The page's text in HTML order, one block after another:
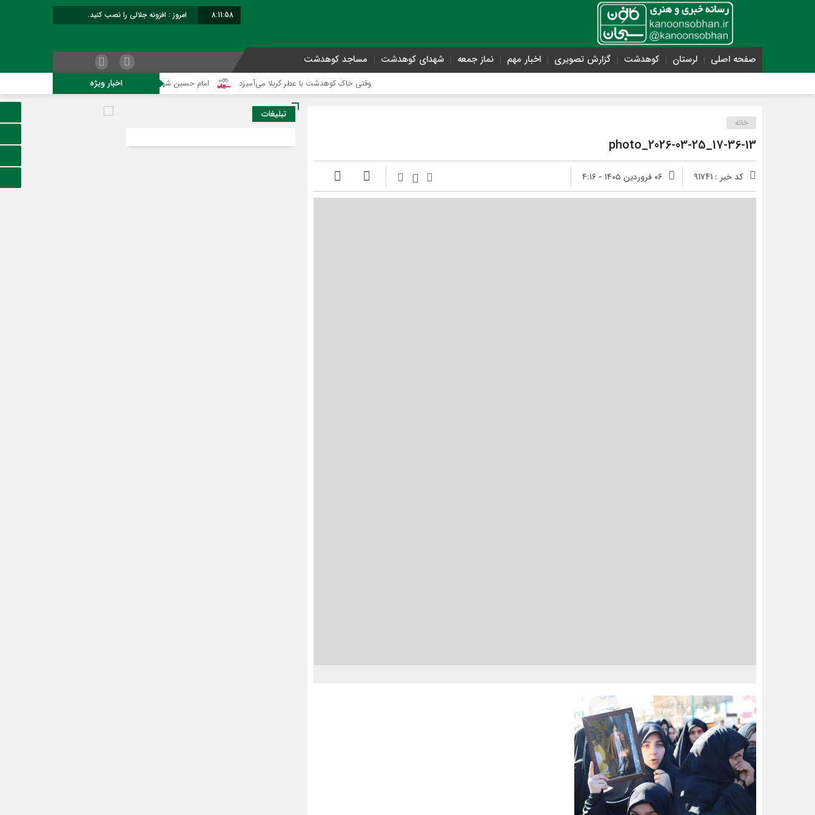
8:11:59 امروز : افزونه جلالی را نصب کنید.
صفحه اصلی لرستان کوهدشت گزارش تصویری اخبار مهم نماز جمعه شهدای کوهدشت مساجد کوهدشت
اخبار ویژه وقتی خاک کوهدشت با عطر کربلا می‌آمیزد امام حسین شهید نماز است هلاکت چهار شرور مسلح وکشف ۷۰۰ کیلوگرم مواد مخدر
خانه
photo_2026-03-25_17-36-13
کد خبر : 91741 ۰۶ فروردین ۱۴۰۵ - ۴:۱۶
تبلیغات